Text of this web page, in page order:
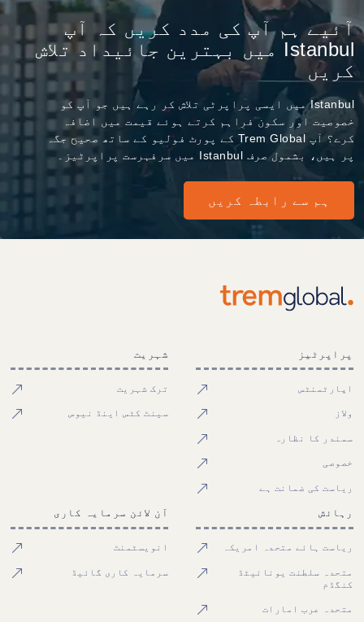
آئیے ہم آپ کی مدد کریں کہ آپ
Istanbul میں بہترین جائیداد تلاش
کریں
Istanbul میں ایسی پراپرٹی تلاش کر رہے ہیں جو آپ کو
خصوصیت اور سکون فراہم کرتے ہوئے قیمت میں اضافہ
کرے؟ آپ Trem Global کے پورٹ فولیو کے ساتھ صحیح جگہ
پر ہیں، بشمول صرف Istanbul میں سرفہرست پراپرٹیز۔
ہم سے رابطہ کریں
پراپرٹیز
اپارٹمنٹس
ولاز
سمندر کا نظارہ
خصوصی
ریاست کی ضمانت ہے
شہریت
ترک شہریت
سینٹ کٹس اینڈ نیوس
رہائش
ریاست ہائے متحدہ امریکہ
متحدہ سلطنت یونائیٹڈ
کنگڈم
متحدہ عرب امارات
آن لائن سرمایہ کاری
انویسٹمنٹ
سرمایہ کاری گائیڈ